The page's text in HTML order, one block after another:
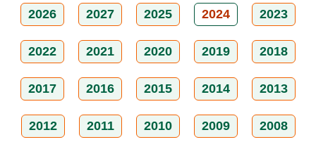
2026 2027 2025 2024 2023
2022 2021 2020 2019 2018
2017 2016 2015 2014 2013
2012 2011 2010 2009 2008